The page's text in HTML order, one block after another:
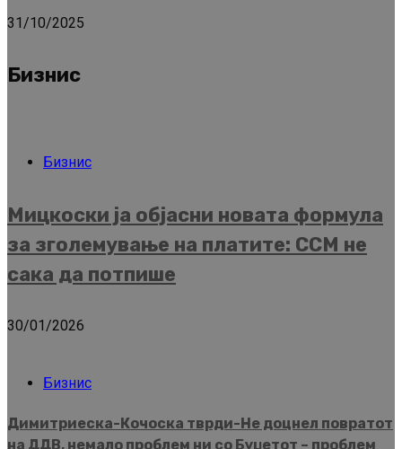
31/10/2025
Бизнис
Бизнис
Мицкоски ја објасни новата формула
за зголемување на платите: ССМ не
сака да потпише
30/01/2026
Бизнис
Димитриеска-Кочоска тврди-Не доцнел повратот
на ДДВ, немало проблем ни со Буџетот – проблем